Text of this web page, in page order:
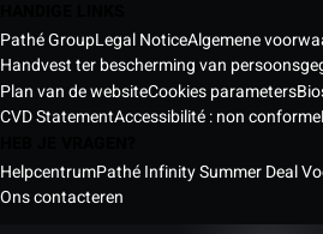
Pathé GroupLegal NoticeAlgemene
Handvest ter bescherming van
Plan van de websiteCookies parameters
CVD StatementAccessibilité : non conforme
HelpcentrumPathé Infinity Summer Deal
Ons contacteren